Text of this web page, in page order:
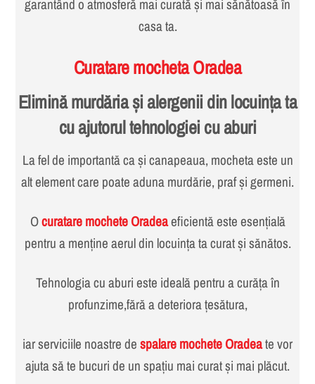
garantând o atmosferă mai curată și mai sănătoasă în
casa ta.
Curatare mocheta Oradea
Elimină murdăria și alergenii din locuința ta
cu ajutorul tehnologiei cu aburi
La fel de importantă ca și canapeaua, mocheta este un
alt element care poate aduna murdărie, praf și germeni.
Ocuratare mochete Oradeaeficientă este esențială
pentru a menține aerul din locuința ta curat și sănătos.
Tehnologia cu aburi este ideală pentru a curăța în
profunzime,fără a deteriora țesătura,
iar serviciile noastre despalare mochete Oradeate vor
ajuta să te bucuri de un spațiu mai curat și mai plăcut.